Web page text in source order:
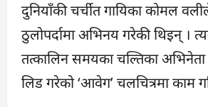
दुनियाँकी चर्चीत गायिका कोमल
ठुलोपर्दामा अभिनय गरेकी थिइन् ।
तत्कालिन समयका चल्तिका
लिड गरेको ‘आवेग’ चलचित्रमा काम